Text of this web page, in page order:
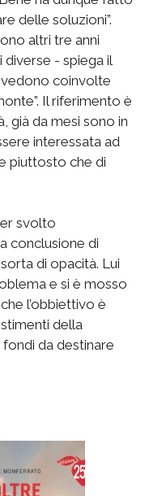
delle soluzioni”.
altri tre anni
diverse - spiega il
coinvolte
Il riferimento è
già da mesi sono in
interessata ad
piuttosto che di
svolto
conclusione di
di opacità. Lui
e si è mosso
l’obbiettivo è
della
da destinare